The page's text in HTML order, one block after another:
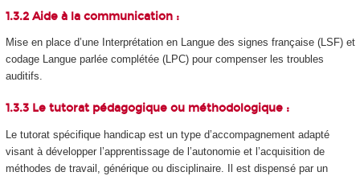
1.3.2 Aide à la communication :
Mise en place d’une Interprétation en Langue des signes française (LSF) et
codage Langue parlée complétée (LPC) pour compenser les troubles
auditifs.
1.3.3 Le tutorat pédagogique ou méthodologique :
Le tutorat spécifique handicap est un type d’accompagnement adapté
visant à développer l’apprentissage de l’autonomie et l’acquisition de
méthodes de travail, générique ou disciplinaire. Il est dispensé par un